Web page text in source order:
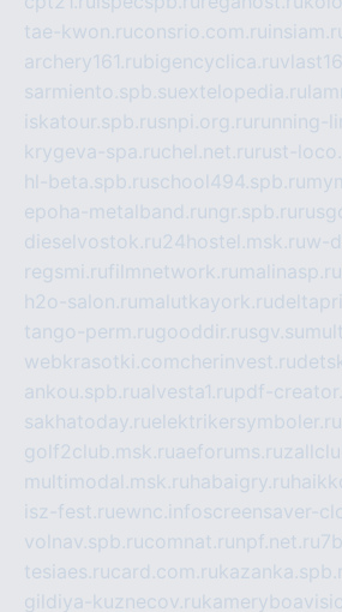
tae-kwon.ruconsrio.com.ru
archery161.rubigencyclica.ru
sarmiento.spb.suextelopedia.ru
iskatour.spb.rusnpi.org.ru running-
krygeva-spa.ruchel.net.ru rust-
hl-beta.spb.ruschool494.spb.ru
epoha-metalband.ru ngr.spb.ru
dieselvostok.ru24hostel.msk.ruw-
regsmi.rufilmnetwork.ru malinasp.ru
h2o-salon.ru malutkayork.ru
tango-perm.rugooddir.rusgv.su
webkrasotki.comcherinvest.ru
ankou.spb.rualvesta1.rupdf-
sakhatoday.ruelektrikersymboler.ru
golf2club.msk.ruaeforums.ru
multimodal.msk.ru habaigry.ru
isz-fest.ruewnc.infoscreensaver-
volnav.spb.rucomnat.ru npf.net.ru
tesiaes.rucard.com.ru
gildiya-kuznecov.ru